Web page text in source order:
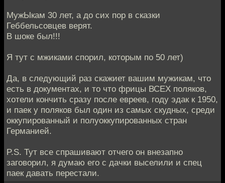
МужЫкам 30 лет, а до сих пор в сказки
Геббельсовцев верят.
В шоке был!!!
Я тут с мжиками спорил, которым по 50 лет)
Да, в следующий раз скажиет вашим мужикам, что
есть в документах, и то что фрицы ВСЕХ поляков,
хотели кончить сразу после евреев, году эдак к 1950,
и паек у поляков был один из самых скудных, среди
оккупированный и полуоккупированных стран
Германией.
P.S. Тут все спрашивают отчего он внезапно
заговорил, я думаю его с дачки выселили и спец
паек давать перестали.